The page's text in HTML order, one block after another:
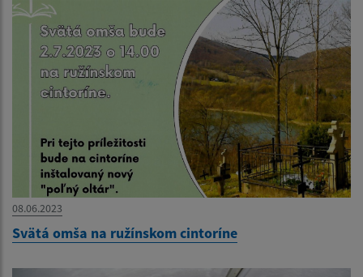
08.06.2023
Svätá omša na ružínskom cintoríne